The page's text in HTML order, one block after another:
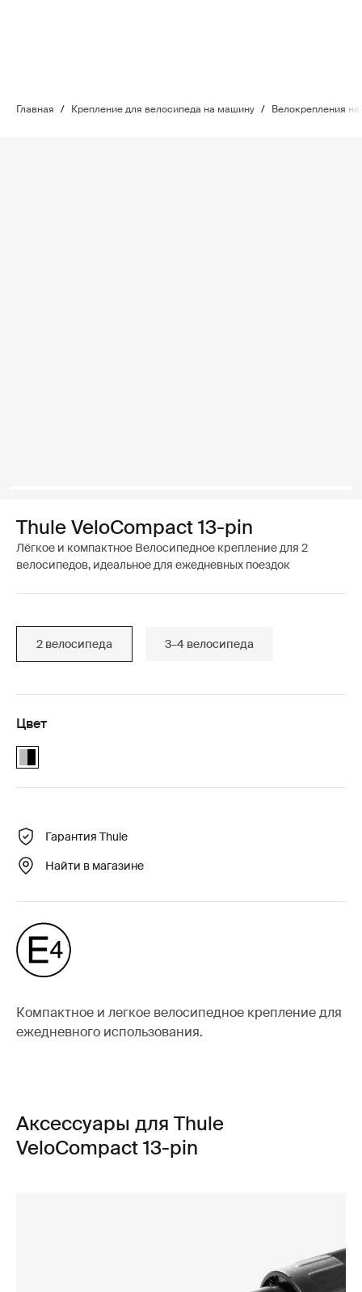
Главная / Крепление для велосипеда на машину / Велокрепления
Thule VeloCompact 13-pin
Лёгкое и компактное Велосипедное крепление для 2
велосипедов, идеальное для ежедневных поездок
2 велосипеда 3–4 велосипеда
Цвет
Alu-Black (selected)
Гарантия Thule
Найти в магазине
Компактное и легкое велосипедное крепление для
ежедневного использования.
Аксессуары для Thule
VeloCompact 13-pin